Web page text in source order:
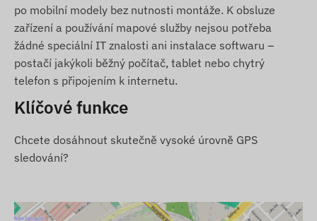
po mobilní modely bez nutnosti montáže. K obsluze
zařízení a používání mapové služby nejsou potřeba
žádné speciální IT znalosti ani instalace softwaru –
postačí jakýkoli běžný počítač, tablet nebo chytrý
telefon s připojením k internetu.
Klíčové funkce
Chcete dosáhnout skutečně vysoké úrovně GPS
sledování?